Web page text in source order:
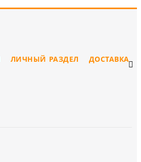
ДОСТАВКА
ЛИЧНЫЙ РАЗДЕЛ